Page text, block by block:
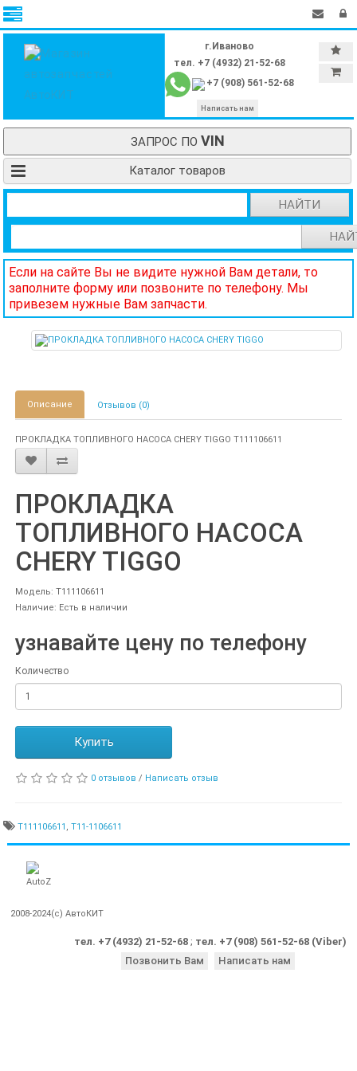
г.Иваново
тел. +7 (4932) 21-52-68
+7 (908) 561-52-68
Написать нам
ЗАПРОС ПО VIN
Каталог товаров
НАЙТИ
Если на сайте Вы не видите нужной Вам детали, то
заполните форму или позвоните по телефону. Мы
привезем нужные Вам запчасти.
Описание Отзывов (0)
ПРОКЛАДКА ТОПЛИВНОГО НАСОСА CHERY TIGGO T111106611
ПРОКЛАДКА
ТОПЛИВНОГО НАСОСА
CHERY TIGGO
Модель: T111106611
Наличие: Есть в наличии
узнавайте цену по телефону
Количество
Купить
0 отзывов / Написать отзыв
T111106611 ,T11-1106611
2008-2024(c) АвтоКИТ
тел. +7 (4932) 21-52-68 ; тел. +7 (908) 561-52-68 (Viber)
Позвонить Вам
Написать нам